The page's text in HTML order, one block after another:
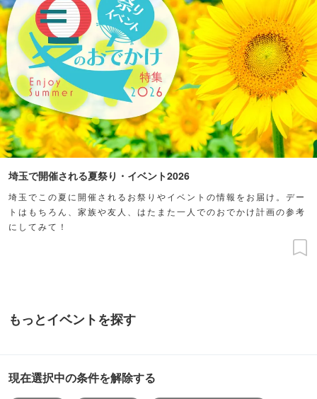
埼玉で開催される夏祭り・イベント2026
埼玉でこの夏に開催されるお祭りやイベントの情報をお届け。デー
トはもちろん、家族や友人、はたまた一人でのおでかけ計画の参考
にしてみて！
もっとイベントを探す
現在選択中の条件を解除する